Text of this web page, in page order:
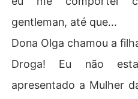
gentleman, até que...
Dona Olga chamou a
Droga! Eu não
apresentado a Mulher